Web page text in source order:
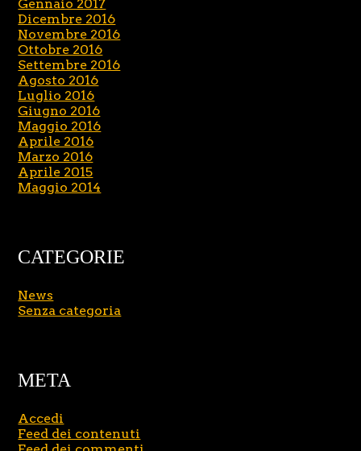
Gennaio 2017
Dicembre 2016
Novembre 2016
Ottobre 2016
Settembre 2016
Agosto 2016
Luglio 2016
Giugno 2016
Maggio 2016
Aprile 2016
Marzo 2016
Aprile 2015
Maggio 2014
CATEGORIE
News
Senza categoria
META
Accedi
Feed dei contenuti